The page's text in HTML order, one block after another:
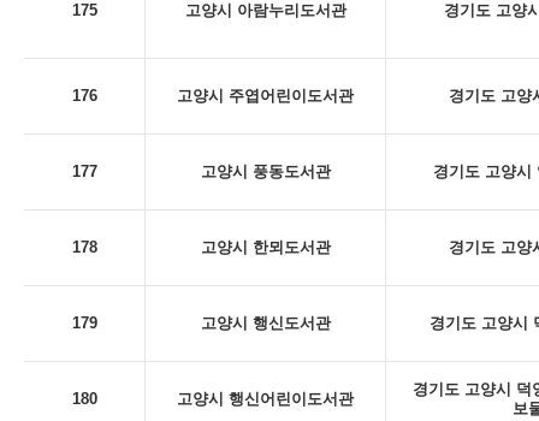
175 고양시 아람누리도서관 경기도 고양
176 고양시 주엽어린이도서관 경기도 고양
177 고양시 풍동도서관 경기도 고양시
178 고양시 한뫼도서관 경기도 고양
179 고양시 행신도서관 경기도 고양시
180 고양시 행신어린이도서관
경기도 고양시 덕
보